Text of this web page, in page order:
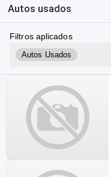
Autos usados
Filtros aplicados
Autos Usados